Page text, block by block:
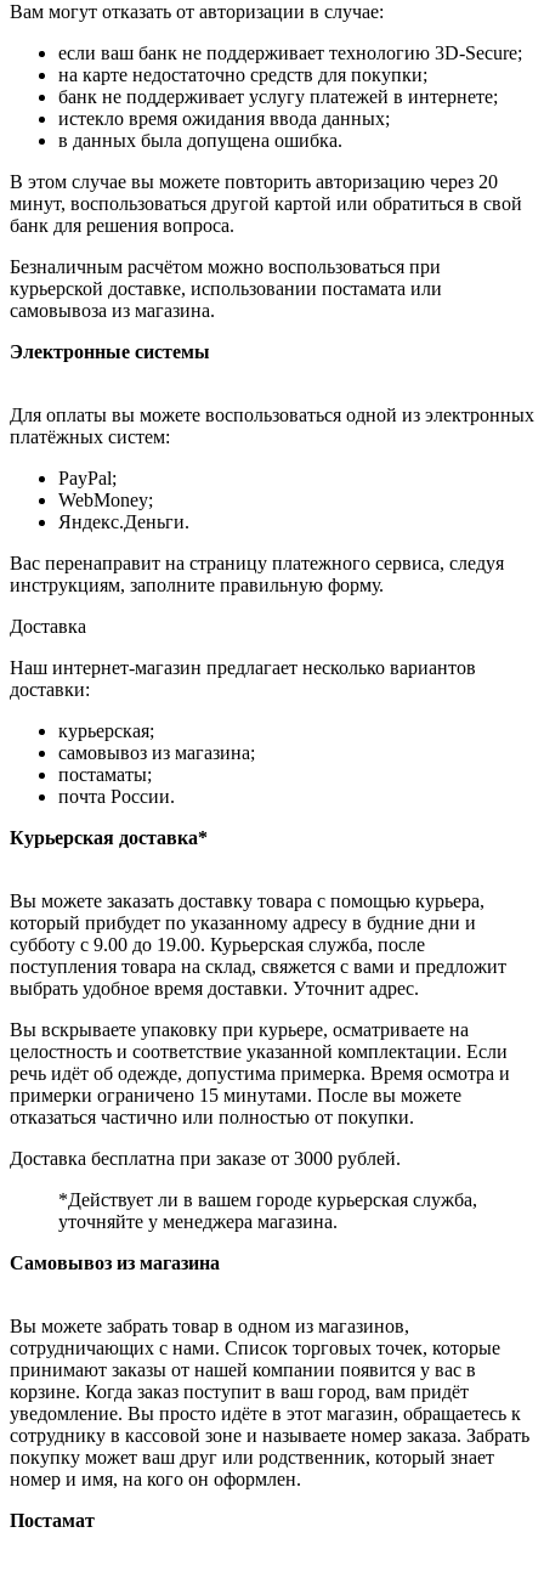
Вам могут отказать от авторизации в случае:
если ваш банк не поддерживает технологию 3D-Secure;
на карте недостаточно средств для покупки;
банк не поддерживает услугу платежей в интернете;
истекло время ожидания ввода данных;
в данных была допущена ошибка.
В этом случае вы можете повторить авторизацию через 20
минут, воспользоваться другой картой или обратиться в свой
банк для решения вопроса.
Безналичным расчётом можно воспользоваться при
курьерской доставке, использовании постамата или
самовывоза из магазина.
Электронные системы
Для оплаты вы можете воспользоваться одной из электронных
платёжных систем:
PayPal;
WebMoney;
Яндекс.Деньги.
Вас перенаправит на страницу платежного сервиса, следуя
инструкциям, заполните правильную форму.
Доставка
Наш интернет-магазин предлагает несколько вариантов
доставки:
курьерская;
самовывоз из магазина;
постаматы;
почта России.
Курьерская доставка*
Вы можете заказать доставку товара с помощью курьера,
который прибудет по указанному адресу в будние дни и
субботу с 9.00 до 19.00. Курьерская служба, после
поступления товара на склад, свяжется с вами и предложит
выбрать удобное время доставки. Уточнит адрес.
Вы вскрываете упаковку при курьере, осматриваете на
целостность и соответствие указанной комплектации. Если
речь идёт об одежде, допустима примерка. Время осмотра и
примерки ограничено 15 минутами. После вы можете
отказаться частично или полностью от покупки.
Доставка бесплатна при заказе от 3000 рублей.
*Действует ли в вашем городе курьерская служба,
уточняйте у менеджера магазина.
Самовывоз из магазина
Вы можете забрать товар в одном из магазинов,
сотрудничающих с нами. Список торговых точек, которые
принимают заказы от нашей компании появится у вас в
корзине. Когда заказ поступит в ваш город, вам придёт
уведомление. Вы просто идёте в этот магазин, обращаетесь к
сотруднику в кассовой зоне и называете номер заказа. Забрать
покупку может ваш друг или родственник, который знает
номер и имя, на кого он оформлен.
Постамат